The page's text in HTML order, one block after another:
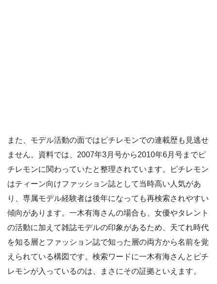
また、モデル活動の面ではピチレモンでの連載歴も見逃せ
ません。資料では、2007年3月号から2010年6月号までピ
チレモンに関わっていたと整理されています。ピチレモン
はティーン向けファッション誌として当時高い人気があ
り、専属モデル経験者は後年になっても再検索されやすい
傾向があります。一木有海さんの場合も、女優やタレント
の活動に加えて雑誌モデルの印象があるため、天てれ時代
を知る層とファッション誌で知った層の両方から名前を覚
えられている構図です。検索ワードに一木有海さんとピチ
レモンが入っているのは、まさにその証拠といえます。